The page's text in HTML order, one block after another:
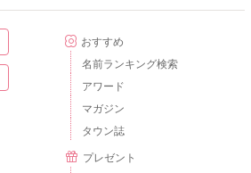
おすすめ
名前ランキング検索
アワード
マガジン
タウン誌
プレゼント